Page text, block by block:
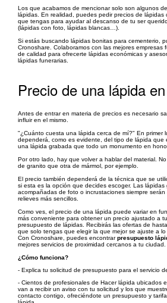
Los que acabamos de mencionar solo son algunos
lápidas. En realidad, puedes pedir precios de lápidas
que tengas para ayudar al descanso de tu ser
(lápidas con foto, lápidas blancas…).
Si estás buscando lápidas bonitas para cementerio,
Cronoshare. Colaboramos con las mejores empresas
de calidad para ofrecerte lápidas económicas y
lápidas funerarias.
Precio de una lápida
Antes de entrar en materia de precios es necesario
influir en el mismo.
"¿Cuánto cuesta una lápida cerca de mí?" En primer
dependerá, como es evidente, del tipo de lápida que
una lápida grabada que todo un monumento en
Por otro lado, hay que volver a hablar del material.
de granito que otra de mármol, por ejemplo.
El precio también dependerá de la técnica que se
si esta es la opción que decides escoger. Las lápidas
acompañadas de foto o incrustaciones siempre
relieves más sencillos.
Como ves, el precio de una lápida puede variar en
más conveniente para obtener un precio ajustado a
presupuesto de lápidas. Recibirás las ofertas de
que solo tengas que elegir la que mejor se ajuste a
Con Cronoshare, puedes encontrarpresupuesto
mejores servicios de proximidad cercanos a tu ciudad.
¿Cómo funciona?
- Explica tu solicitud de presupuesto para el servicio
- Cientos de profesionales de Hacer lápida ubicados
van a recibir un aviso con tu solicitud y los que
contacto contigo, ofreciéndote un presupuesto y